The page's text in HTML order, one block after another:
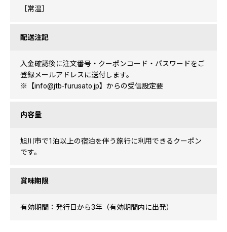
［常温］
配送注記
入金確認後に注文番号・クーポンコード・パスワードをご
登録メールアドレスに送付します。
※【info@jtb-furusato.jp】からの受信設定要
内容量
旭川市で1泊以上の宿泊を伴う旅行に利用できるクーポン
です。
賞味期限
有効期間：発行日から3年（有効期間内に出発）